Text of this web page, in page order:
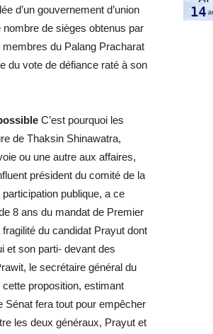
d’un gouvernement d’union
nombre de sièges obtenus par
du Palang Pracharat
du vote de défiance raté à son
C’est pourquoi les
de Thaksin Shinawatra,
ou une autre aux affaires,
président du comité de la
publique, a ce
8 ans du mandat de Premier
du candidat Prayut dont
et son parti- devant des
le secrétaire général du
cette proposition, estimant
Sénat fera tout pour empêcher
les deux généraux, Prayut et